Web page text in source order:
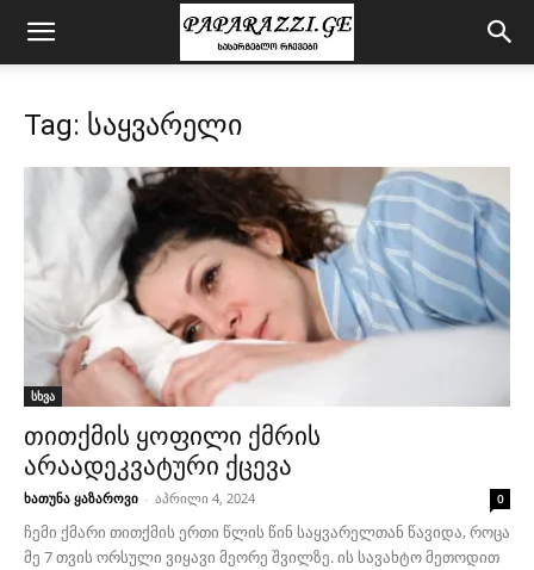
Tag: საყვარელი
სხვა
თითქმის ყოფილი ქმრის
არაადეკვატური ქცევა
ხათუნა ყაზაროვი - აპრილი 4, 2024 0
ჩემი ქმარი თითქმის ერთი წლის წინ საყვარელთან წავიდა, როცა
მე 7 თვის ორსული ვიყავი მეორე შვილზე. ის სავახტო მეთოდით